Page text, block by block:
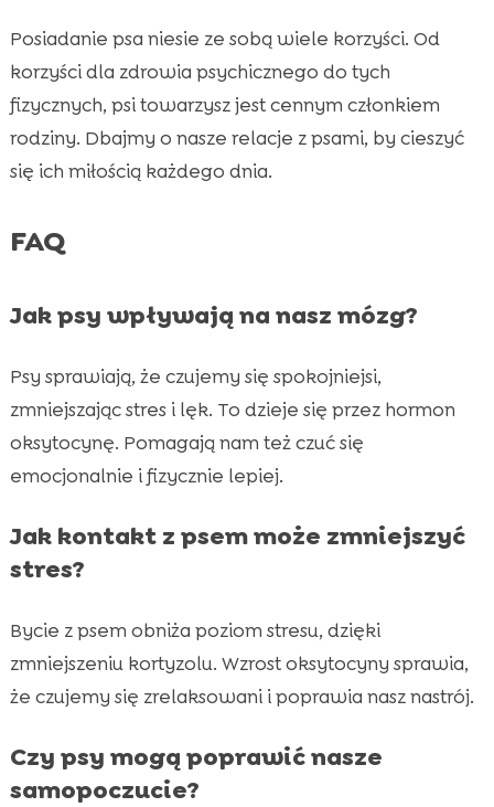
Posiadanie psa niesie ze sobą wiele korzyści. Od
korzyści dla zdrowia psychicznego do tych
fizycznych, psi towarzysz jest cennym członkiem
rodziny. Dbajmy o nasze relacje z psami, by cieszyć
się ich miłością każdego dnia.
FAQ
Jak psy wpływają na nasz mózg?
Psy sprawiają, że czujemy się spokojniejsi,
zmniejszając stres i lęk. To dzieje się przez hormon
oksytocynę. Pomagają nam też czuć się
emocjonalnie i fizycznie lepiej.
Jak kontakt z psem może zmniejszyć
stres?
Bycie z psem obniża poziom stresu, dzięki
zmniejszeniu kortyzolu. Wzrost oksytocyny sprawia,
że czujemy się zrelaksowani i poprawia nasz nastrój.
Czy psy mogą poprawić nasze
samopoczucie?